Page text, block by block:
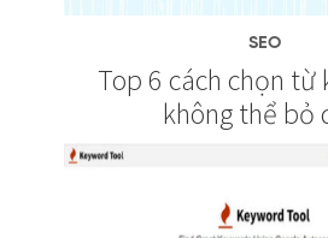
SEO
Top 6 cách chọn từ
không thể bỏ